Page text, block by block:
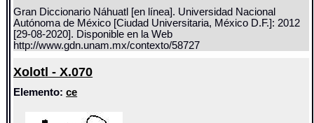
Gran Diccionario Náhuatl [en línea]. Universidad Nacional
Autónoma de México [Ciudad Universitaria, México D.F.]: 2012
[29-08-2020]. Disponible en la Web
http://www.gdn.unam.mx/contexto/58727
Xolotl - X.070
Elemento:ce